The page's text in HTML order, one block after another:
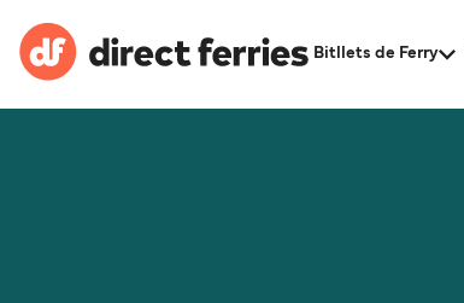
Bitllets de Ferry